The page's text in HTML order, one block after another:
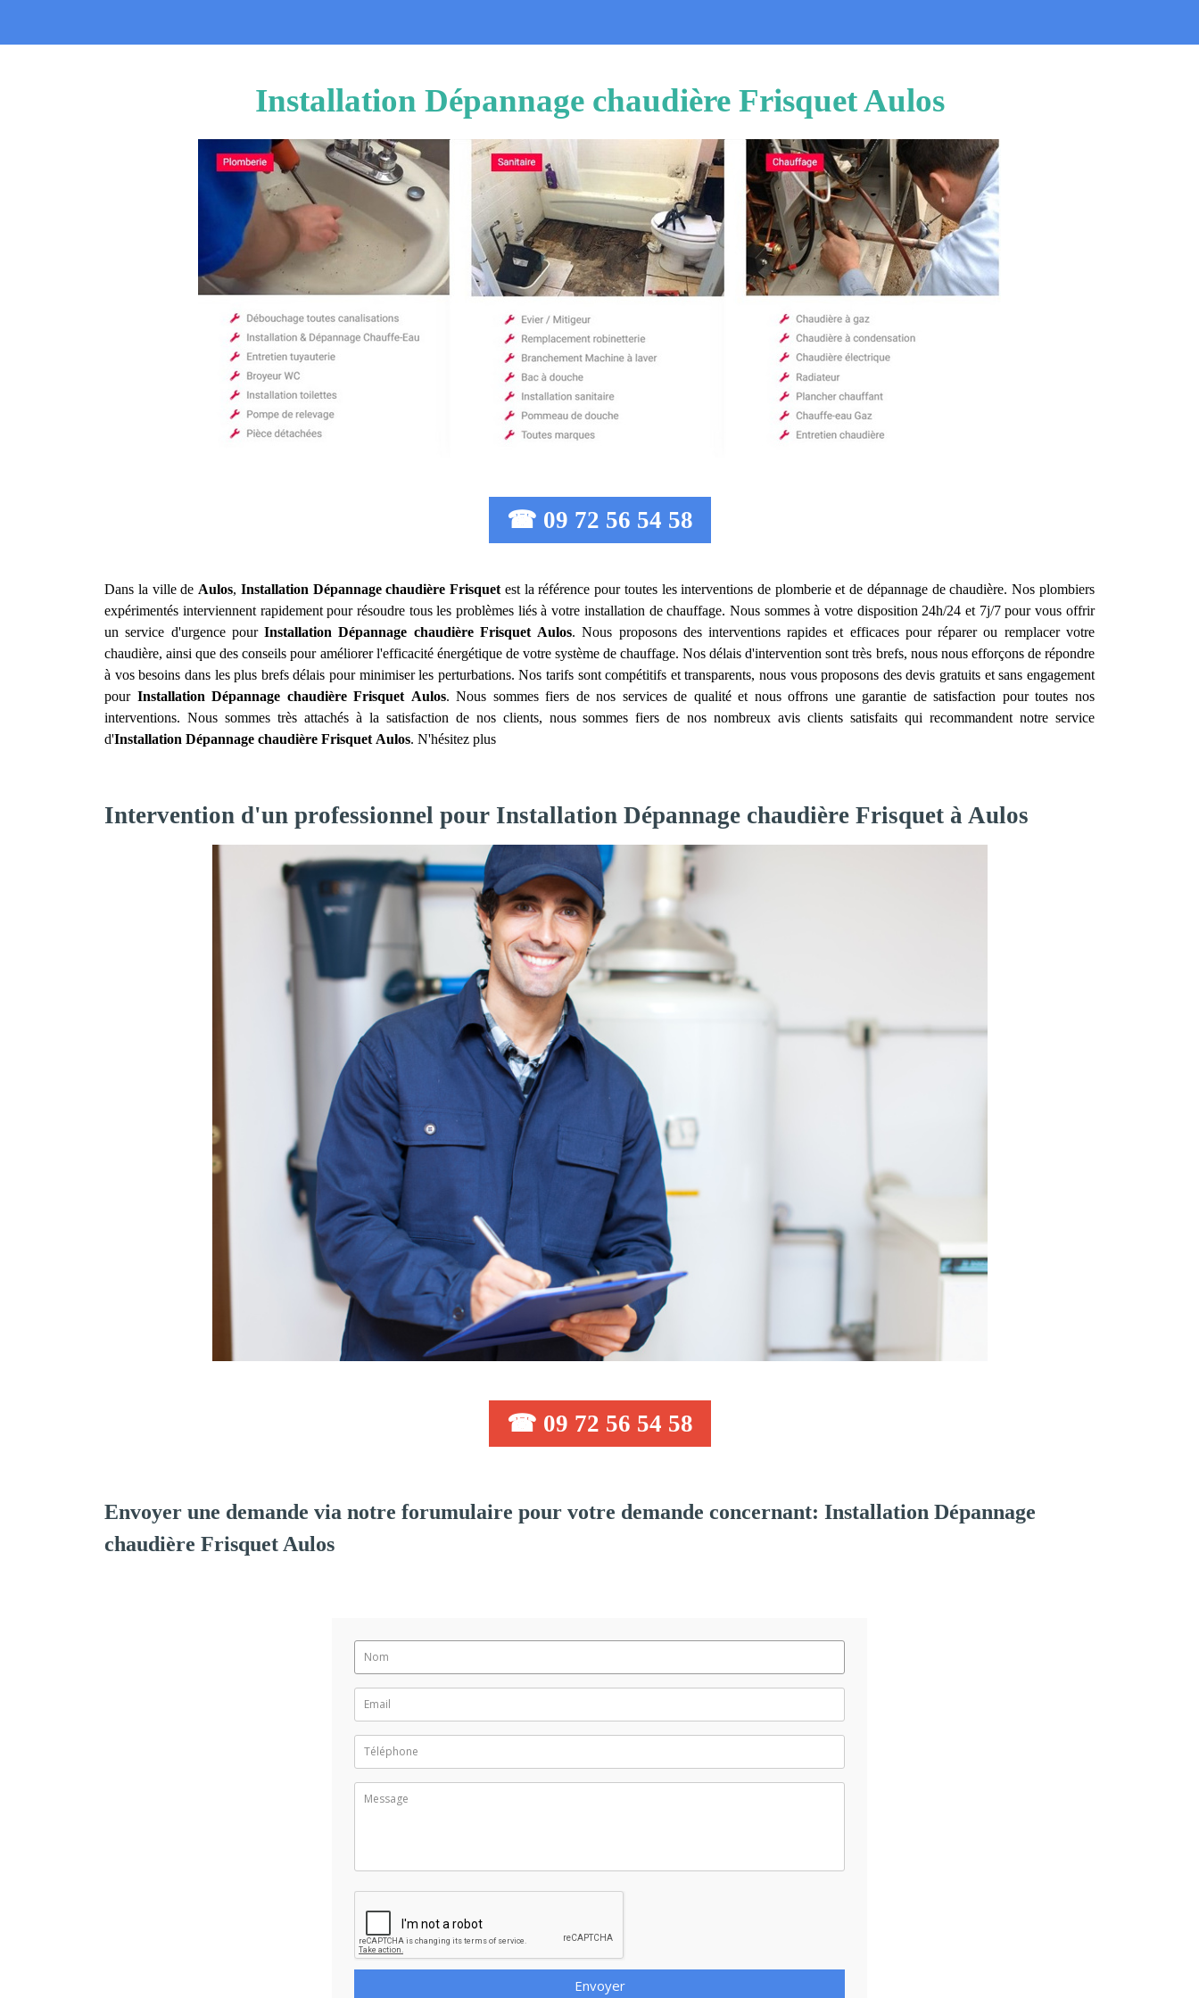
Installation Dépannage chaudière Frisquet Aulos
☎ 09 72 56 54 58
Dans la ville de Aulos, Installation Dépannage chaudière Frisquet est la référence pour toutes les interventions de plomberie et de dépannage de chaudière. Nos plombiers
expérimentés interviennent rapidement pour résoudre tous les problèmes liés à votre installation de chauffage. Nous sommes à votre disposition 24h/24 et 7j/7 pour vous offrir
un service d'urgence pourInstallation Dépannage chaudière Frisquet Aulos. Nous proposons des interventions rapides et efficaces pour réparer ou remplacer votre
chaudière, ainsi que des conseils pour améliorer l'efficacité énergétique de votre système de chauffage. Nos délais d'intervention sont très brefs, nous nous efforçons de répondre
à vos besoins dans les plus brefs délais pour minimiser les perturbations. Nos tarifs sont compétitifs et transparents, nous vous proposons des devis gratuits et sans engagement
pour Installation Dépannage chaudière Frisquet Aulos. Nous sommes fiers de nos services de qualité et nous offrons une garantie de satisfaction pour toutes nos
interventions. Nous sommes très attachés à la satisfaction de nos clients, nous sommes fiers de nos nombreux avis clients satisfaits qui recommandent notre service
d'Installation Dépannage chaudière Frisquet Aulos. N'hésitez plus
Intervention d'un professionnel pour Installation Dépannage chaudière Frisquet à Aulos
☎ 09 72 56 54 58
Envoyer une demande via notre forumulaire pour votre demande concernant: Installation Dépannage
chaudière Frisquet Aulos
Envoyer